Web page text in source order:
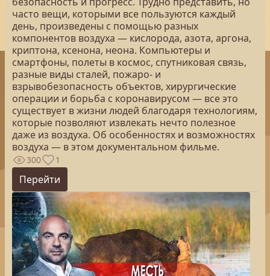
часто вещи, которыми все пользуются каждый
день, произведены с помощью разных
компонентов воздуха — кислорода, азота, аргона,
криптона, ксенона, неона. Компьютеры и
смартфоны, полеты в космос, спутниковая связь,
разные виды сталей, пожаро- и
взрывобезопасность объектов, хирургические
операции и борьба с коронавирусом — все это
существует в жизни людей благодаря технологиям,
которые позволяют извлекать нечто полезное
даже из воздуха. Об особенностях и возможностях
воздуха — в этом документальном фильме.
300 1
Перейти